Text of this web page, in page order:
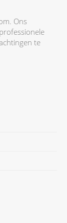
Ons
te